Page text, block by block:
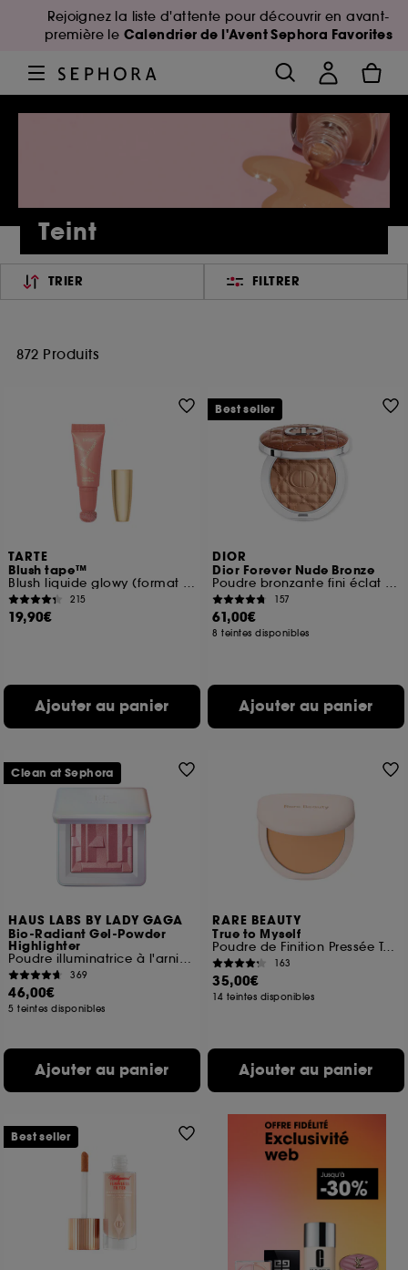
Rejoignez la liste d'attente pour découvrir en avant-
première le Calendrier de l'Avent Sephora Favorites
Teint
TRIER FILTRER
872 Produits
TARTE
Blush tape™
Blush liquide glowy (format voyage)
215
19,90€
Ajouter au panier
DIOR
Dior Forever Nude Bronze
Poudre bronzante fini éclat naturel ou mat
157
61,00€
8 teintes disponibles
Ajouter au panier
Best seller
HAUS LABS BY LADY GAGA
Bio-Radiant Gel-Powder
Highlighter
Poudre illuminatrice à l'arnica fermentée
369
46,00€
5 teintes disponibles
Ajouter au panier
Clean at Sephora
RARE BEAUTY
True to Myself
Poudre de Finition Pressée Teintée
163
35,00€
14 teintes disponibles
Ajouter au panier
Best seller